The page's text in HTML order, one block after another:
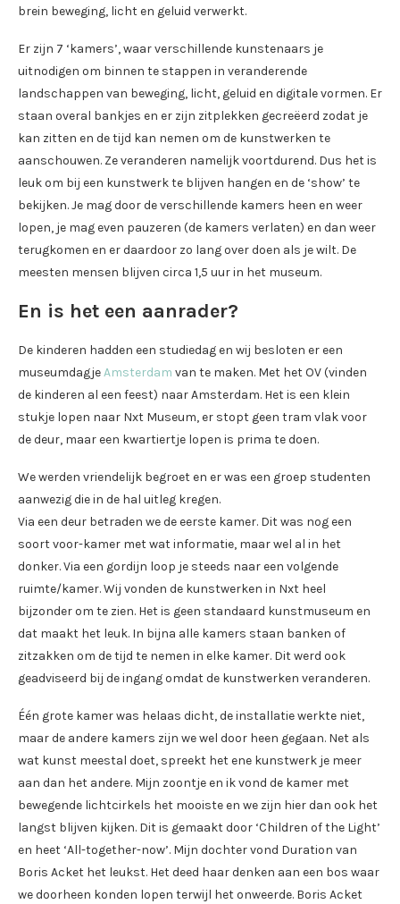
brein beweging, licht en geluid verwerkt.
Er zijn 7 ‘kamers’, waar verschillende kunstenaars je
uitnodigen om binnen te stappen in veranderende
landschappen van beweging, licht, geluid en digitale vormen. Er
staan overal bankjes en er zijn zitplekken gecreëerd zodat je
kan zitten en de tijd kan nemen om de kunstwerken te
aanschouwen. Ze veranderen namelijk voortdurend. Dus het is
leuk om bij een kunstwerk te blijven hangen en de ‘show’ te
bekijken. Je mag door de verschillende kamers heen en weer
lopen, je mag even pauzeren (de kamers verlaten) en dan weer
terugkomen en er daardoor zo lang over doen als je wilt. De
meesten mensen blijven circa 1,5 uur in het museum.
En is het een aanrader?
De kinderen hadden een studiedag en wij besloten er een
museumdagjeAmsterdam van te maken. Met het OV (vinden
de kinderen al een feest) naar Amsterdam. Het is een klein
stukje lopen naar Nxt Museum, er stopt geen tram vlak voor
de deur, maar een kwartiertje lopen is prima te doen.
We werden vriendelijk begroet en er was een groep studenten
aanwezig die in de hal uitleg kregen.
Via een deur betraden we de eerste kamer. Dit was nog een
soort voor-kamer met wat informatie, maar wel al in het
donker. Via een gordijn loop je steeds naar een volgende
ruimte/kamer. Wij vonden de kunstwerken in Nxt heel
bijzonder om te zien. Het is geen standaard kunstmuseum en
dat maakt het leuk. In bijna alle kamers staan banken of
zitzakken om de tijd te nemen in elke kamer. Dit werd ook
geadviseerd bij de ingang omdat de kunstwerken veranderen.
Één grote kamer was helaas dicht, de installatie werkte niet,
maar de andere kamers zijn we wel door heen gegaan. Net als
wat kunst meestal doet, spreekt het ene kunstwerk je meer
aan dan het andere. Mijn zoontje en ik vond de kamer met
bewegende lichtcirkels het mooiste en we zijn hier dan ook het
langst blijven kijken. Dit is gemaakt door ‘Children of the Light’
en heet ‘All-together-now’. Mijn dochter vond Duration van
Boris Acket het leukst. Het deed haar denken aan een bos waar
we doorheen konden lopen terwijl het onweerde. Boris Acket